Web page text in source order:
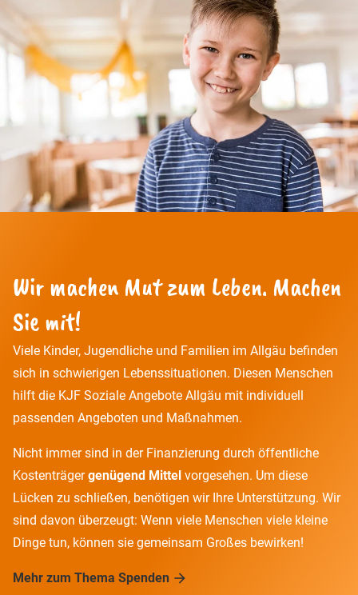
Wir machen Mut zum Leben. Machen
Sie mit!
Viele Kinder, Jugendliche und Familien im Allgäu befinden
sich in schwierigen Lebenssituationen. Diesen Menschen
hilft die KJF Soziale Angebote Allgäu mit individuell
passenden Angeboten und Maßnahmen.
Nicht immer sind in der Finanzierung durch öffentliche
Kostenträgergenügend Mittel vorgesehen. Um diese
Lücken zu schließen, benötigen wir Ihre Unterstützung. Wir
sind davon überzeugt: Wenn viele Menschen viele kleine
Dinge tun, können sie gemeinsam Großes bewirken!
Mehr zum Thema Spenden